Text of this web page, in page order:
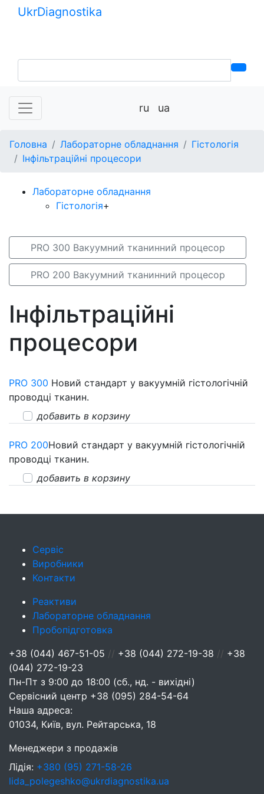
UkrDiagnostika
ru ua
Головна Лабораторне обладнання
Гістологія
Інфільтраційні процесори
Лабораторне обладнання
Гістологія+
PRO 300 Вакуумний тканинний процесор
PRO 200 Вакуумний тканинний процесор
Інфільтраційні
процесори
PRO 300 Новий стандарт у вакуумній гістологічній
проводці тканин.
добавить в корзину
PRO 200Новий стандарт у вакуумній гістологічній
проводці тканин.
добавить в корзину
Сервіс
Виробники
Контакти
Реактиви
Лабораторне обладнання
Пробопідготовка
+38 (044) 467-51-05 // +38 (044) 272-19-38 // +38
(044) 272-19-23
Пн-Пт з 9:00 до 18:00 (сб., нд. - вихідні)
Сервісний центр +38 (095) 284-54-64
Наша адреса:
01034, Київ, вул. Рейтарська, 18
Менеджери з продажів
Лідія: +380 (95) 271-58-26
lida_polegeshko@ukrdiagnostika.ua